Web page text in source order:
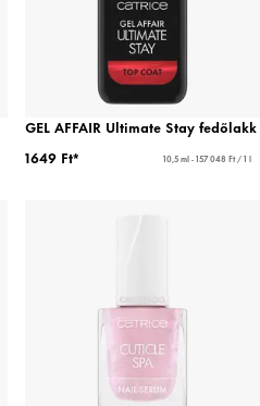
GEL AFFAIR Ultimate Stay fedőlakk
1649 Ft*
10,5 ml - 157 048 Ft / 1 l